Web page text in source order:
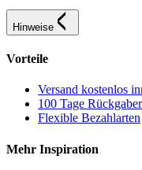
Hinweise
Vorteile
Versand kostenlos
100 Tage
Flexible Bezahlarten
Mehr Inspiration